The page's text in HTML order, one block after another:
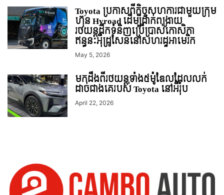
Toyota ប្រកាសពីកិច្ចសហការជាមួយក្រុម
ហ៊ុន Hyroad ដើម្បីដាក់ពង្រាយ
រថយន្តដឹកទំនិញប្រើប្រាស់កោសិកា
ឥន្ធនៈអុីដ្រូសែននៅសហរដ្ឋអាមេរិក
May 5, 2026
មកដឹងពីរថយន្តទាំង៥ម៉ូឌែលដែលលក់
ដាច់ជាងគេរបស់ Toyota នៅអឺរ៉ុប
April 22, 2026